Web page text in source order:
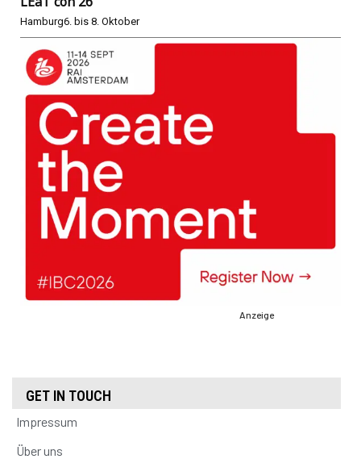
Hamburg6. bis 8. Oktober
Anzeige
GET IN TOUCH
Impressum
Über uns